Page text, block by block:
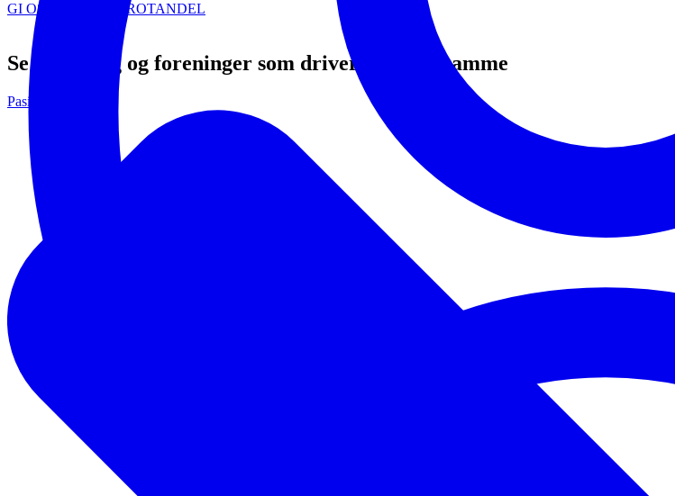
GI OSS DIN GRASROTANDEL
Se andre lag og foreninger som driver med det samme
Pasientforening